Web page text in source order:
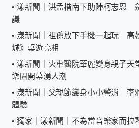
• 漾新聞｜洪孟楷南下助陣柯志恩
議
• 漾新聞｜祖孫放下手機一起玩 高
城》桌遊亮相
• 漾新聞｜火車醫院華麗變身親子
樂園開幕湧人潮
• 漾新聞｜父親節變身小小警消 李
體驗
• 獨家｜漾新聞｜不為當音樂家而